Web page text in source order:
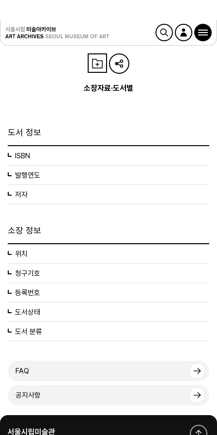
소장자료·도서별
도서 정보
ISBN
발행연도
저자
소장 정보
위치
청구기호
등록번호
도서상태
도서 분류
FAQ
공지사항